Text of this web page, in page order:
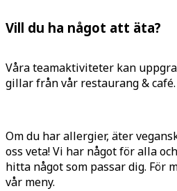
Vill du ha något att äta?
Våra teamaktiviteter kan
gillar från vår restaurang & café.
Om du har allergier, äter
oss veta! Vi har något för alla
hitta något som passar dig. För
vår meny.